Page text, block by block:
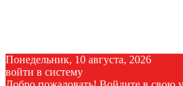
Понедельник, 10 августа, 2026
войти в систему